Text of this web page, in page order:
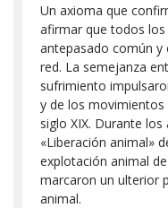
Un axioma que
afirmar que todos
antepasado común y
red. La semejanza
sufrimiento
y de los movimientos
siglo XIX. Durante
«Liberación animal»
explotación animal
marcaron un ulterior
animal.